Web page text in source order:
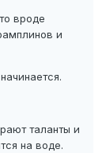
вроде
и
таланты и
на воде.